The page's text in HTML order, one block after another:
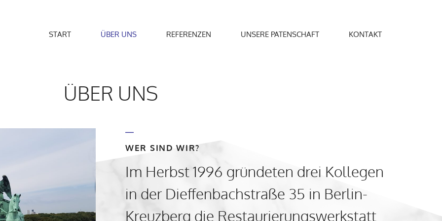
START ÜBER UNS REFERENZEN UNSERE PATENSCHAFT KONTAKT
ÜBER UNS
WER SIND WIR?
Im Herbst 1996 gründeten drei Kollegen
in der Dieffenbachstraße 35 in Berlin-
Kreuzberg die Restaurierungswerkstatt